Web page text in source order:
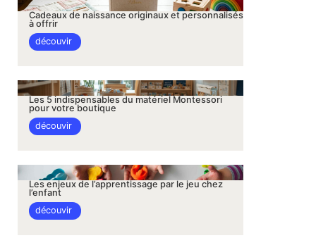
Cadeaux de naissance originaux et personnalisés
à offrir
découvir
Les 5 indispensables du matériel Montessori
pour votre boutique
découvir
Les enjeux de l’apprentissage par le jeu chez
l’enfant
découvir